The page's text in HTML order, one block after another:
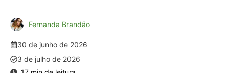
Fernanda Brandão
30 de junho de 2026
3 de julho de 2026